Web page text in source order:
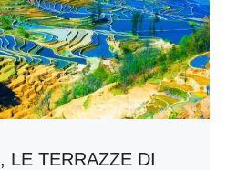
LE TERRAZZE DI